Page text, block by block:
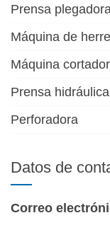
Prensa
Máquina de
Máquina
Prensa hidráulica
Perforadora
Datos de
Correo